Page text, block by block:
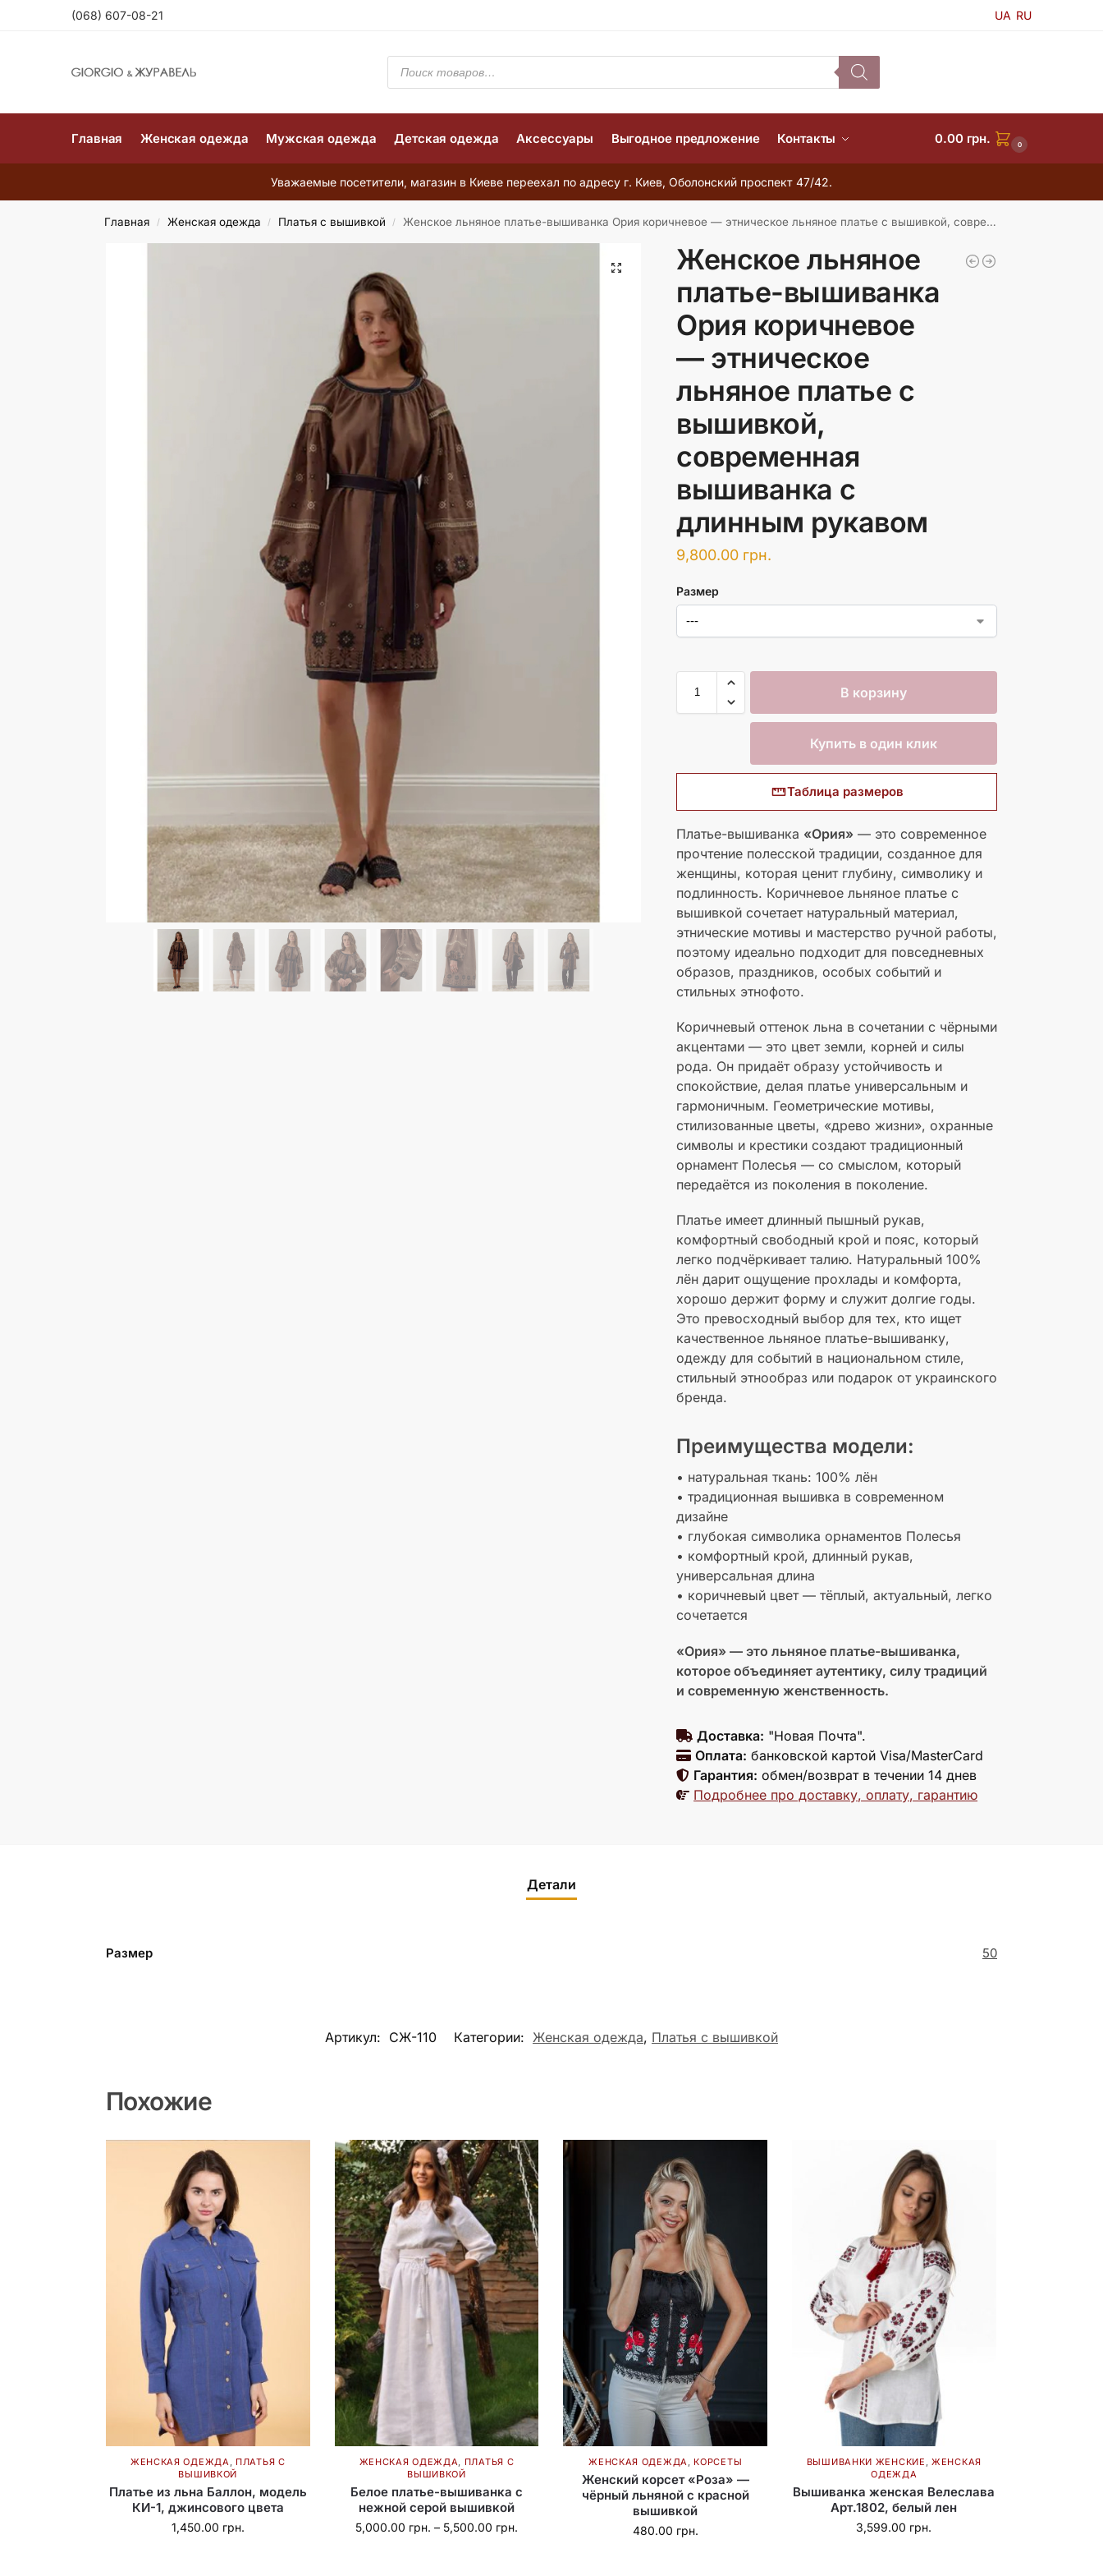
(068) 607-08-21 UA RU
Главная Женская одежда Мужская одежда Детская одежда Аксессуары Выгодное предложение Контакты 0.00 грн. 0
Уважаемые посетители, магазин в Киеве переехал по адресу г. Киев, Оболонский проспект 47/42.
Главная / Женская одежда / Платья с вышивкой / Женское льняное платье-вышиванка Ория коричневое — этническое льняное платье с вышивкой, современная вышиванка с длинным рукавом
Женское льняное
платье-вышиванка
Ория коричневое
— этническое
льняное платье с
вышивкой,
современная
вышиванка с
длинным рукавом
9,800.00 грн.
Размер
В корзину
Купить в один клик
Таблица размеров
Платье-вышиванка «Ория» — это современное
прочтение полесской традиции, созданное для
женщины, которая ценит глубину, символику и
подлинность. Коричневое льняное платье с
вышивкой сочетает натуральный материал,
этнические мотивы и мастерство ручной работы,
поэтому идеально подходит для повседневных
образов, праздников, особых событий и
стильных этнофото.
Коричневый оттенок льна в сочетании с чёрными
акцентами — это цвет земли, корней и силы
рода. Он придаёт образу устойчивость и
спокойствие, делая платье универсальным и
гармоничным. Геометрические мотивы,
стилизованные цветы, «древо жизни», охранные
символы и крестики создают традиционный
орнамент Полесья — со смыслом, который
передаётся из поколения в поколение.
Платье имеет длинный пышный рукав,
комфортный свободный крой и пояс, который
легко подчёркивает талию. Натуральный 100%
лён дарит ощущение прохлады и комфорта,
хорошо держит форму и служит долгие годы.
Это превосходный выбор для тех, кто ищет
качественное льняное платье-вышиванку,
одежду для событий в национальном стиле,
стильный этнообраз или подарок от украинского
бренда.
Преимущества модели:
• натуральная ткань: 100% лён
• традиционная вышивка в современном
дизайне
• глубокая символика орнаментов Полесья
• комфортный крой, длинный рукав,
универсальная длина
• коричневый цвет — тёплый, актуальный, легко
сочетается
«Ория» — это льняное платье-вышиванка,
которое объединяет аутентику, силу традиций
и современную женственность.
Доставка: "Новая Почта".
Оплата: банковской картой Visa/MasterCard
Гарантия: обмен/возврат в течении 14 днев
Подробнее про доставку, оплату, гарантию
Детали
Размер 50
Артикул: СЖ-110 Категории: Женская одежда, Платья с вышивкой
Похожие
ЖЕНСКАЯ ОДЕЖДА, ПЛАТЬЯ С
ВЫШИВКОЙ
Платье из льна Баллон, модель
КИ-1, джинсового цвета
1,450.00 грн.
ЖЕНСКАЯ ОДЕЖДА, ПЛАТЬЯ С
ВЫШИВКОЙ
Белое платье-вышиванка с
нежной серой вышивкой
5,000.00 грн. – 5,500.00 грн.
ЖЕНСКАЯ ОДЕЖДА, КОРСЕТЫ
Женский корсет «Роза» —
чёрный льняной с красной
вышивкой
480.00 грн.
ВЫШИВАНКИ ЖЕНСКИЕ ,ЖЕНСКАЯ
ОДЕЖДА
Вышиванка женская Велеслава
Арт.1802, белый лен
3,599.00 грн.